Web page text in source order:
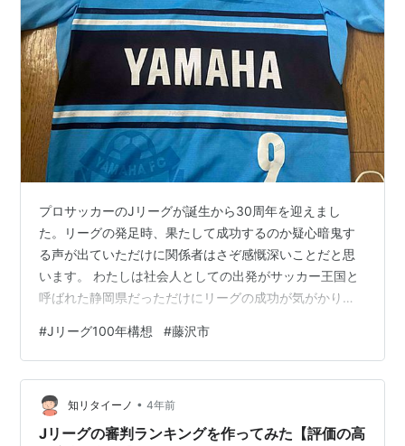
プロサッカーのJリーグが誕生から30周年を迎えまし
た。リーグの発足時、果たして成功するのか疑心暗鬼す
る声が出ていただけに関係者はさぞ感慨深いことだと思
います。 わたしは社会人としての出発がサッカー王国と
呼ばれた静岡県だっただけにリーグの成功が気がかりで
経営不安のチームも出てきました。清水エスパルスもそ
の一つです。担当の記者が当時、暗い顔をしていたのを
思い出します。 しかし当時チェアマンだった川淵三郎氏
はぶれませんでした。Jリーグはスポンサー企業が強いプ
ロ野球と違って、「地域に貢献すること」を第一に掲げ
#Jリーグ100年構想 #藤沢市
知リタイーノ • 4年前
Jリーグの審判ランキングを作ってみた【評価の高